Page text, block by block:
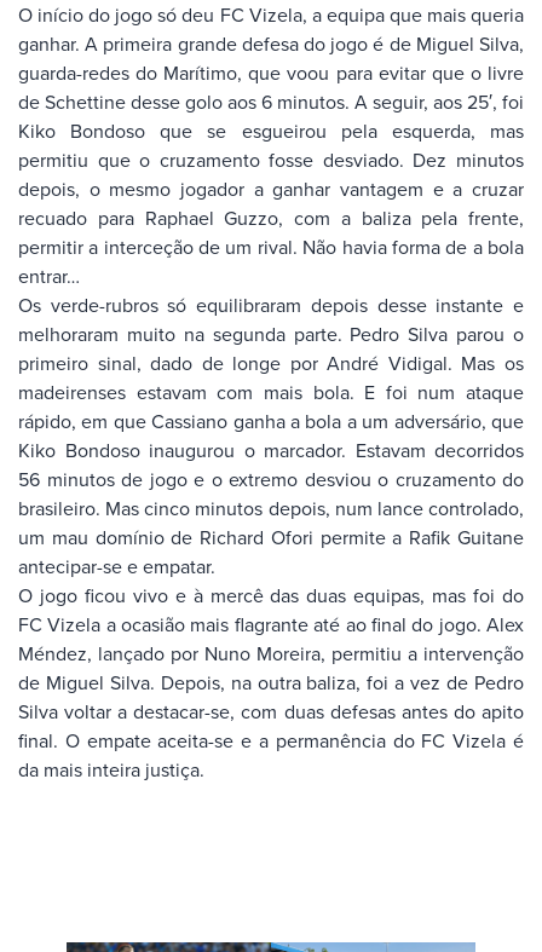
O início do jogo só deu FC Vizela, a equipa que mais queria
ganhar. A primeira grande defesa do jogo é de Miguel Silva,
guarda-redes do Marítimo, que voou para evitar que o livre
de Schettine desse golo aos 6 minutos. A seguir, aos 25′, foi
Kiko Bondoso que se esgueirou pela esquerda, mas
permitiu que o cruzamento fosse desviado. Dez minutos
depois, o mesmo jogador a ganhar vantagem e a cruzar
recuado para Raphael Guzzo, com a baliza pela frente,
permitir a interceção de um rival. Não havia forma de a bola
entrar…
Os verde-rubros só equilibraram depois desse instante e
melhoraram muito na segunda parte. Pedro Silva parou o
primeiro sinal, dado de longe por André Vidigal. Mas os
madeirenses estavam com mais bola. E foi num ataque
rápido, em que Cassiano ganha a bola a um adversário, que
Kiko Bondoso inaugurou o marcador. Estavam decorridos
56 minutos de jogo e o extremo desviou o cruzamento do
brasileiro. Mas cinco minutos depois, num lance controlado,
um mau domínio de Richard Ofori permite a Rafik Guitane
antecipar-se e empatar.
O jogo ficou vivo e à mercê das duas equipas, mas foi do
FC Vizela a ocasião mais flagrante até ao final do jogo. Alex
Méndez, lançado por Nuno Moreira, permitiu a intervenção
de Miguel Silva. Depois, na outra baliza, foi a vez de Pedro
Silva voltar a destacar-se, com duas defesas antes do apito
final. O empate aceita-se e a permanência do FC Vizela é
da mais inteira justiça.